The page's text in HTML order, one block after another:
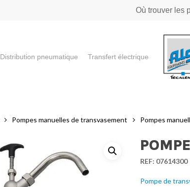
Où trouver les
Distribution pneumatique Transfert électrique
Pompes manuelles de transvasement Pompes
REF: 07614300
Pompe de